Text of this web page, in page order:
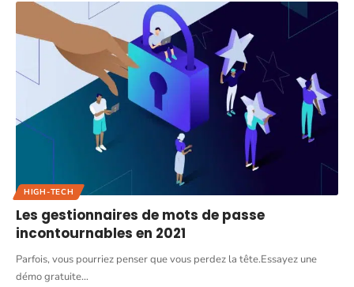
HIGH-TECH
Les gestionnaires de mots de passe
incontournables en 2021
Parfois, vous pourriez penser que vous perdez la tête.Essayez une
démo gratuite…